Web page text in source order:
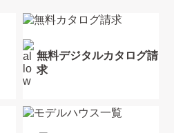
無料デジタルカタログ請
求